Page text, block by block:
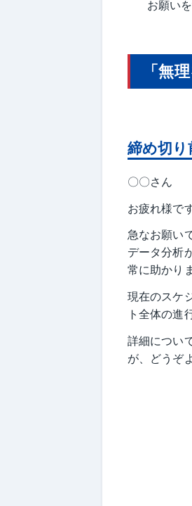
お願い
「無
締め切り
〇〇さん
お疲れ様で
急なお願い
データ分析
常に助かり
現在のスケ
ト全体の進
詳細につい
が、どうぞ